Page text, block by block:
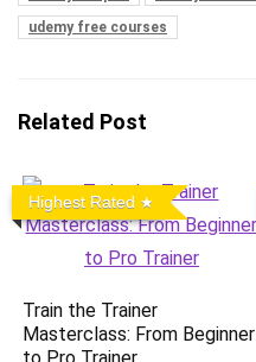
udemy free courses
Related Post
Highest Rated
Train the Trainer
Masterclass: From Beginner